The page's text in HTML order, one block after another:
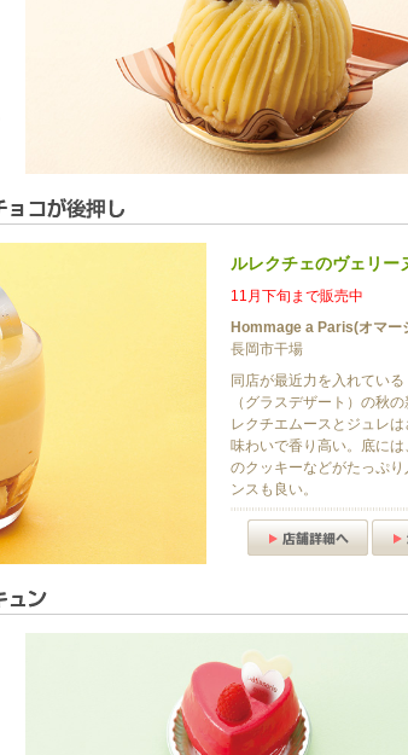
ルレクチェのヴェリー
11月下旬まで販売中
Hommage a Paris(オマー
長岡市干場
同店が最近力を入れている
（グラスデザート）の秋
レクチエムースとジュレ
味わいで香り高い。底に
のクッキーなどがたっぷり
ンスも良い。